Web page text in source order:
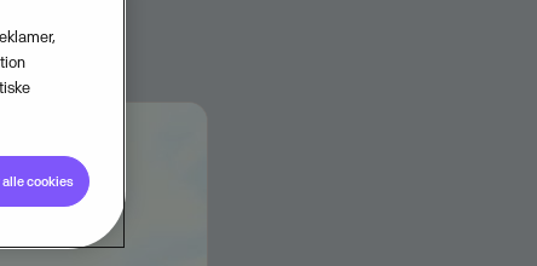
cookies